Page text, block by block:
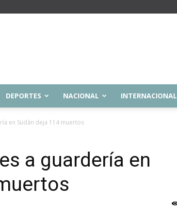
DEPORTES NACIONAL INTERNACIONAL
en Sudán deja 114 muertos
a guardería en